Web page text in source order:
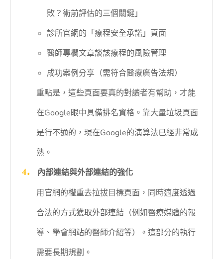
敗？術前評估的三個關鍵」
診所官網的「療程安全承諾」頁面
醫師專欄文章談該療程的風險管理
成功案例分享（需符合醫療廣告法規）
重點是，這些頁面要真的對讀者有幫助，才能
在Google眼中具備排名資格。靠大量垃圾頁面
是行不通的，現在Google的演算法已經非常成
熟。
內部連結與外部連結的強化
用官網的權重去拉拔目標頁面，同時適度透過
合法的方式獲取外部連結（例如醫療媒體的報
導、學會網站的醫師介紹等）。這部分的執行
需要長期規劃。